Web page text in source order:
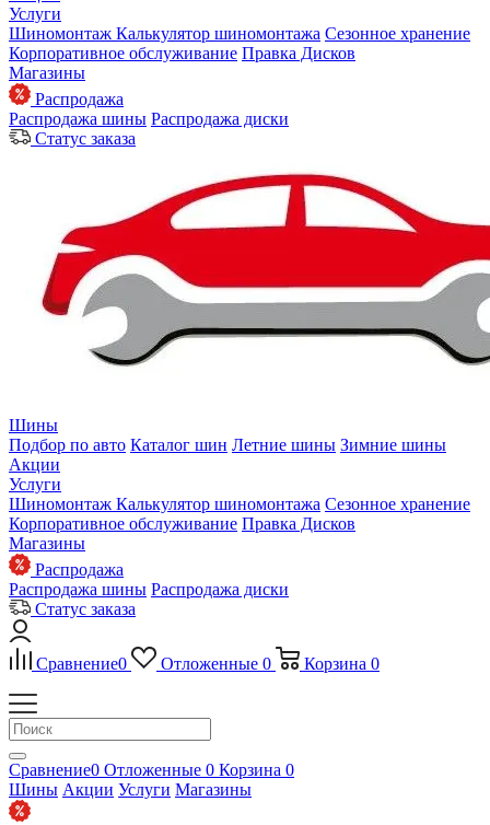
Услуги
Шиномонтаж Калькулятор шиномонтажа Сезонное хранение
Корпоративное обслуживание Правка Дисков
Магазины
Распродажа
Распродажа шины Распродажа диски
Статус заказа
Шины
Подбор по авто Каталог шин Летние шины Зимние шины
Акции
Услуги
Шиномонтаж Калькулятор шиномонтажа Сезонное хранение
Корпоративное обслуживание Правка Дисков
Магазины
Распродажа
Распродажа шины Распродажа диски
Статус заказа
Сравнение0 Отложенные 0 Корзина 0
Сравнение0 Отложенные 0 Корзина 0
Шины Акции Услуги Магазины